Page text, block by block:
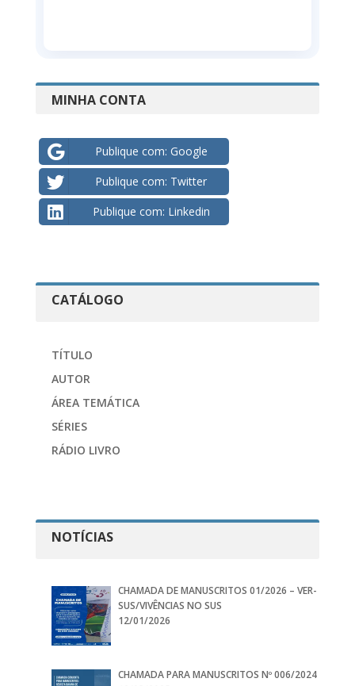
MINHA CONTA
Publique com: Google
Publique com: Twitter
Publique com: Linkedin
CATÁLOGO
TÍTULO
AUTOR
ÁREA TEMÁTICA
SÉRIES
RÁDIO LIVRO
NOTÍCIAS
CHAMADA DE MANUSCRITOS 01/2026 – VER-
SUS/VIVÊNCIAS NO SUS
12/01/2026
CHAMADA PARA MANUSCRITOS Nº 006/2024